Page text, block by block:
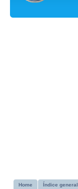
Home Índice general